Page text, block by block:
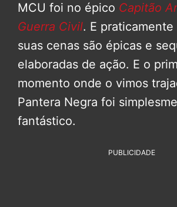
MCU foi no épico Capitão
Guerra Civil. E praticamente
suas cenas são épicas e
elaboradas de ação. E o
momento onde o vimos
Pantera Negra foi
fantástico.
PUBLICIDADE